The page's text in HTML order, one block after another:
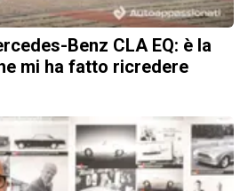
Benz CLA EQ: è la
mi ha fatto ricredere